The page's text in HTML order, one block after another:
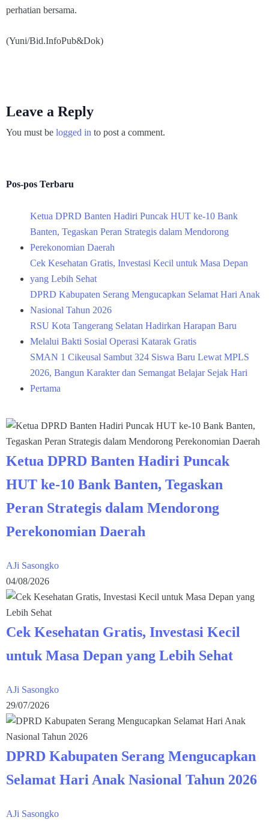
perhatian bersama.
(Yuni/Bid.InfoPub&Dok)
Leave a Reply
You must be logged in to post a comment.
Pos-pos Terbaru
Ketua DPRD Banten Hadiri Puncak HUT ke-10 Bank
Banten, Tegaskan Peran Strategis dalam Mendorong
Perekonomian Daerah
Cek Kesehatan Gratis, Investasi Kecil untuk Masa Depan
yang Lebih Sehat
DPRD Kabupaten Serang Mengucapkan Selamat Hari Anak
Nasional Tahun 2026
RSU Kota Tangerang Selatan Hadirkan Harapan Baru
Melalui Bakti Sosial Operasi Katarak Gratis
SMAN 1 Cikeusal Sambut 324 Siswa Baru Lewat MPLS
2026, Bangun Karakter dan Semangat Belajar Sejak Hari
Pertama
Ketua DPRD Banten Hadiri Puncak
HUT ke-10 Bank Banten, Tegaskan
Peran Strategis dalam Mendorong
Perekonomian Daerah
AJi Sasongko
04/08/2026
Cek Kesehatan Gratis, Investasi Kecil
untuk Masa Depan yang Lebih Sehat
AJi Sasongko
29/07/2026
DPRD Kabupaten Serang Mengucapkan
Selamat Hari Anak Nasional Tahun 2026
AJi Sasongko